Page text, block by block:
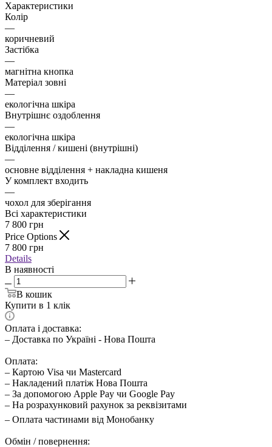
Характеристики
Колір
—
коричневий
Застібка
—
магнітна кнопка
Матеріал зовні
—
екологічна шкіра
Внутрішнє оздоблення
—
екологічна шкіра
Відділення / кишені (внутрішні)
—
основне відділення + накладна кишеня
У комплект входить
—
чохол для зберігання
Всі характеристики
7 800 грн
Price Options
7 800 грн
Details
В наявності
В кошик
Купити в 1 клік
Оплата і доставка:
– Доставка по Україні - Нова Пошта
Оплата:
– Картою Visa чи Mastercard
– Накладений платіж Нова Пошта
– За допомогою Apple Pay чи Google Pay
– На розрахунковий рахунок за реквізитами
– Оплата частинами від Монобанку
Обмін / повернення: